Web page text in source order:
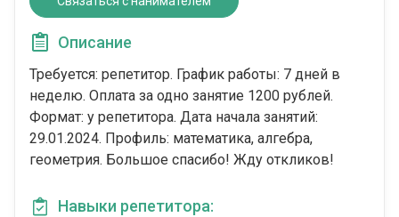
Описание
Требуется: репетитор. График работы: 7 дней в
неделю. Оплата за одно занятие 1200 рублей.
Формат: у репетитора. Дата начала занятий:
29.01.2024. Профиль: математика, алгебра,
геометрия. Большое спасибо! Жду откликов!
Навыки репетитора: